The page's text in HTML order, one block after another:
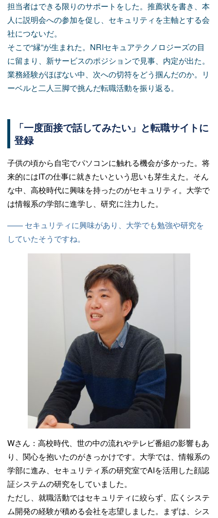
担当者はできる限りのサポートをした。推薦状を書き、本
人に説明会への参加を促し、セキュリティを主軸とする会
社につないだ。
そこで“縁”が生まれた。NRIセキュアテクノロジーズの目
に留まり、新サービスのポジションで見事、内定が出た。
業務経験がほぼない中、次への切符をどう掴んだのか。リ
ーベルと二人三脚で挑んだ転職活動を振り返る。
「一度面接で話してみたい」と転職サイトに
登録
子供の頃から自宅でパソコンに触れる機会が多かった。将
来的にはITの仕事に就きたいという思いも芽生えた。そん
な中、高校時代に興味を持ったのがセキュリティ。大学で
は情報系の学部に進学し、研究に注力した。
—— セキュリティに興味があり、大学でも勉強や研究を
していたそうですね。
Wさん： 高校時代、世の中の流れやテレビ番組の影響もあ
り、関心を抱いたのがきっかけです。大学では、情報系の
学部に進み、セキュリティ系の研究室でAIを活用した顔認
証システムの研究をしていました。
ただし、就職活動ではセキュリティに絞らず、広くシステ
ム開発の経験が積める会社を志望しました。まずは、シス